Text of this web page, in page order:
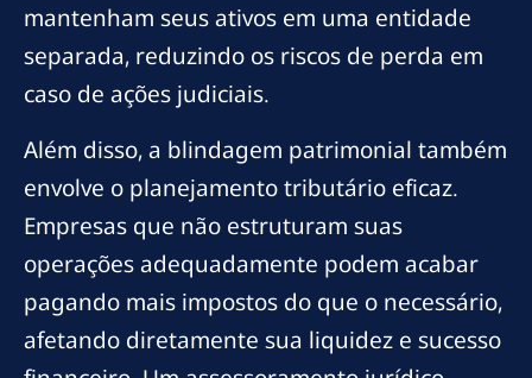
mantenham seus ativos em uma entidade
separada, reduzindo os riscos de perda em
caso de ações judiciais.
Além disso, a blindagem patrimonial também
envolve o planejamento tributário eficaz.
Empresas que não estruturam suas
operações adequadamente podem acabar
pagando mais impostos do que o necessário,
afetando diretamente sua liquidez e sucesso